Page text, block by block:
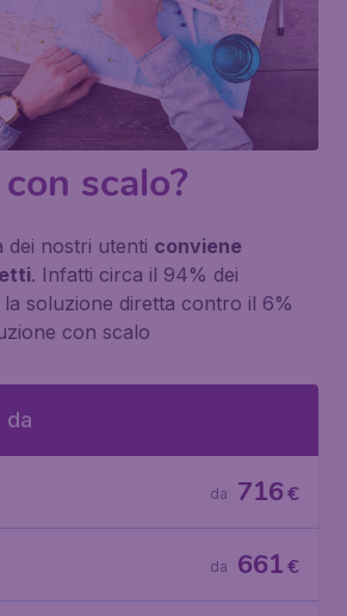
scalo?
dei nostri utenti conviene
. Infatti circa il 94% dei
la soluzione diretta contro il 6%
con scalo
da
€
716
da
€
661
da